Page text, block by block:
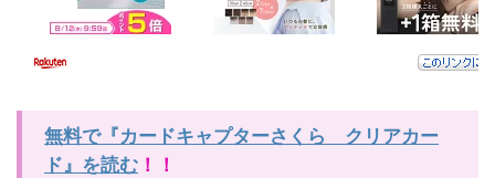
無料で『カードキャプターさくら クリアカー
ド』を読む ！！